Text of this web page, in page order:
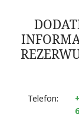
Telefon: